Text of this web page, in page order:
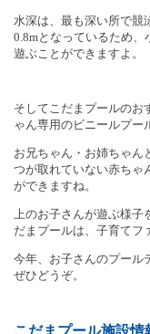
水深は、最も深い所で競
0.8mとなっているため、
遊ぶことができますよ。
そしてこだまプールのお
ゃん専用のビニールプー
お兄ちゃん・お姉ちゃん
つが取れていない赤ちゃ
ができますね。
上のお子さんが遊ぶ様
だまプールは、子育てフ
今年、お子さんのプール
ぜひどうぞ。
こだまプール施設情